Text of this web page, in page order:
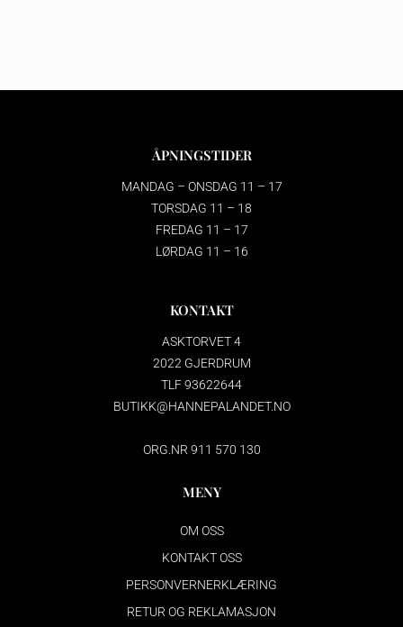
ÅPNINGSTIDER
MANDAG – ONSDAG 11 – 17
TORSDAG 11 – 18
FREDAG 11 – 17
LØRDAG 11 – 16
KONTAKT
ASKTORVET 4
2022 GJERDRUM
TLF 93622644
BUTIKK@HANNEPALANDET.NO
ORG.NR 911 570 130
MENY
OM OSS
KONTAKT OSS
PERSONVERNERKLÆRING
RETUR OG REKLAMASJON